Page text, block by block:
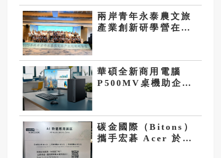
利」
兩岸青年永泰農文旅
產業創新研學營在福
華碩全新商用電腦
P500MV桌機助企業
碳金國際（Bitons）
攜手宏碁 Acer 於